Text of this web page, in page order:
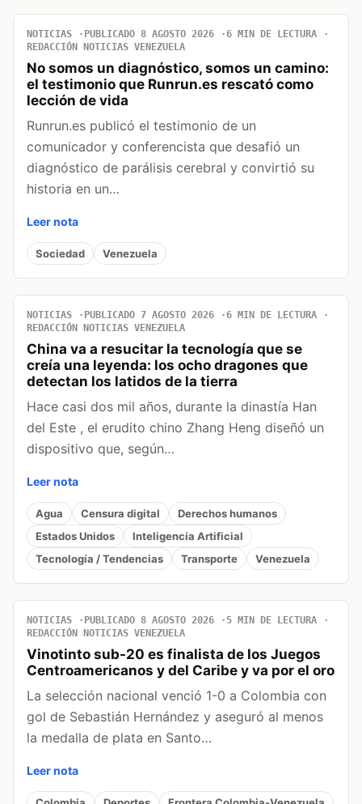
NOTICIAS PUBLICADO 8 AGOSTO 2026
6 MIN DE LECTURA
REDACCIÓN NOTICIAS VENEZUELA
No somos un diagnóstico, somos un camino:
el testimonio que Runrun.es rescató como
lección de vida
Runrun.es publicó el testimonio de un
comunicador y conferencista que desafió un
diagnóstico de parálisis cerebral y convirtió su
historia en un…
Leer nota
Sociedad Venezuela
NOTICIAS PUBLICADO 7 AGOSTO 2026
6 MIN DE LECTURA
REDACCIÓN NOTICIAS VENEZUELA
China va a resucitar la tecnología que se
creía una leyenda: los ocho dragones que
detectan los latidos de la tierra
Hace casi dos mil años, durante la dinastía Han
del Este , el erudito chino Zhang Heng diseñó un
dispositivo que, según…
Leer nota
Agua Censura digital
Derechos humanos
Estados Unidos
Inteligencia Artificial
Tecnología / Tendencias
Transporte Venezuela
NOTICIAS PUBLICADO 8 AGOSTO 2026
5 MIN DE LECTURA
REDACCIÓN NOTICIAS VENEZUELA
Vinotinto sub-20 es finalista de los Juegos
Centroamericanos y del Caribe y va por el oro
La selección nacional venció 1-0 a Colombia con
gol de Sebastián Hernández y aseguró al menos
la medalla de plata en Santo…
Leer nota